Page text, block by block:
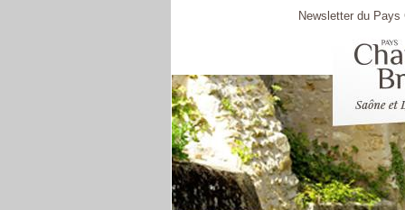
Newsletter du